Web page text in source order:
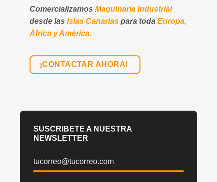
ComercializamosMaquinaria Industrial
desde lasIslas Canarias para todaEuropa,
África y América.
¡CONTACTAR AHORA!
SUSCRIBETE A NUESTRA
NEWSLETTER